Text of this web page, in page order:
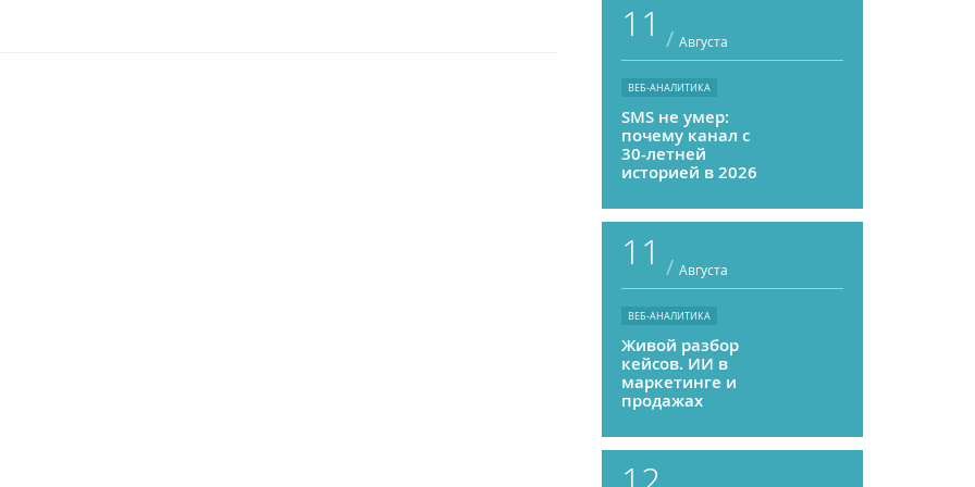
11 / Августа
ВЕБ-АНАЛИТИКА
SMS не умер:
почему канал с
30-летней
историей в 2026
приносить ROMI
выше, чем
мессенджеры
11 / Августа
ВЕБ-АНАЛИТИКА
Живой разбор
кейсов. ИИ в
маркетинге и
продажах